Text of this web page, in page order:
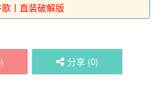
丨直装破解版
) 分享 (0)